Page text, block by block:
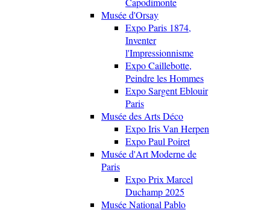
Musée d'Orsay
Expo Paris 1874,
Inventer
l'Impressionnisme
Expo Caillebotte,
Peindre les Hommes
Expo Sargent Eblouir
Paris
Musée des Arts Déco
Expo Iris Van Herpen
Expo Paul Poiret
Musée d'Art Moderne de
Paris
Expo Prix Marcel
Duchamp 2025
Musée National Pablo